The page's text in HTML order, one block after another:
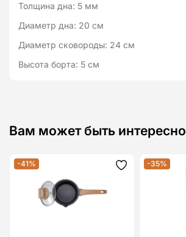
Толщина дна: 5 мм
Диаметр дна: 20 см
Диаметр сковороды: 24 см
Высота борта: 5 см
Вам может быть интересно
-41% Додати-35%